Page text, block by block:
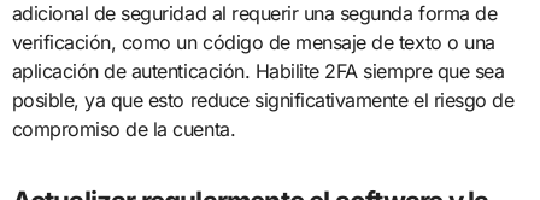
adicional de seguridad al requerir una segunda forma de
verificación, como un código de mensaje de texto o una
aplicación de autenticación. Habilite 2FA siempre que sea
posible, ya que esto reduce significativamente el riesgo de
compromiso de la cuenta.